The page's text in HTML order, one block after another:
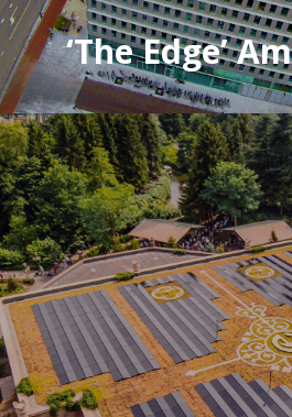
‘The Edge’